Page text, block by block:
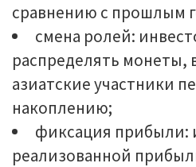
сравнению с прошлым
смена ролей:
распределять монеты,
азиатские участники
накоплению;
фиксация прибыли:
реализованной